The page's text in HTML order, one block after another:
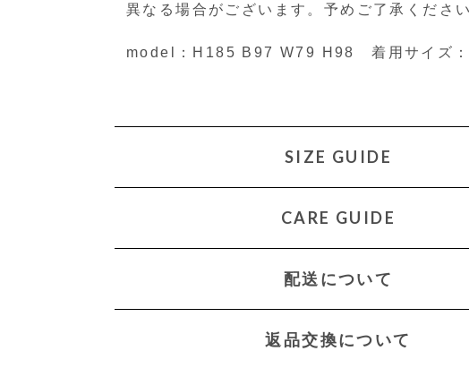
異なる場合がございます。予めご了承ください
model：H185 B97 W79 H98 着用サイズ
SIZE GUIDE
CARE GUIDE
配送について
返品交換について